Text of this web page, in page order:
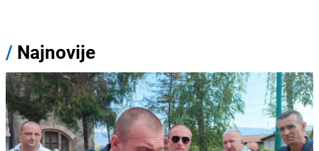
/ Najnovije